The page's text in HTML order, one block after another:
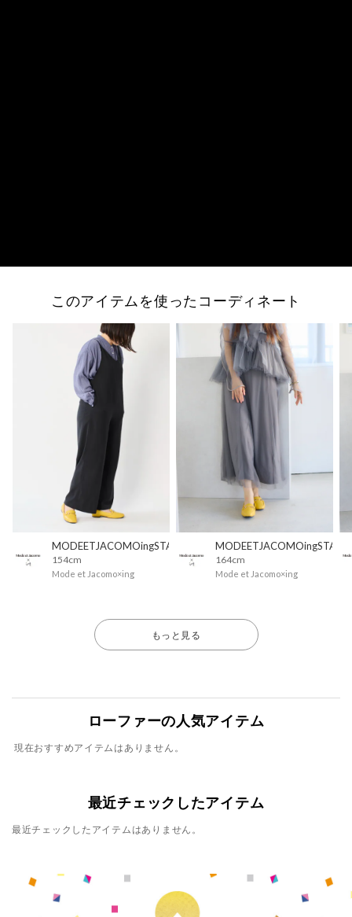
このアイテムを使ったコーディネート
MODEETJACOMOingSTAFF
154cm
Mode et Jacomo×ing
MODEETJACOMOingSTAFF
164cm
Mode et Jacomo×ing
もっと見る
ローファーの人気アイテム
現在おすすめアイテムはありません。
最近チェックしたアイテム
最近チェックしたアイテムはありません。